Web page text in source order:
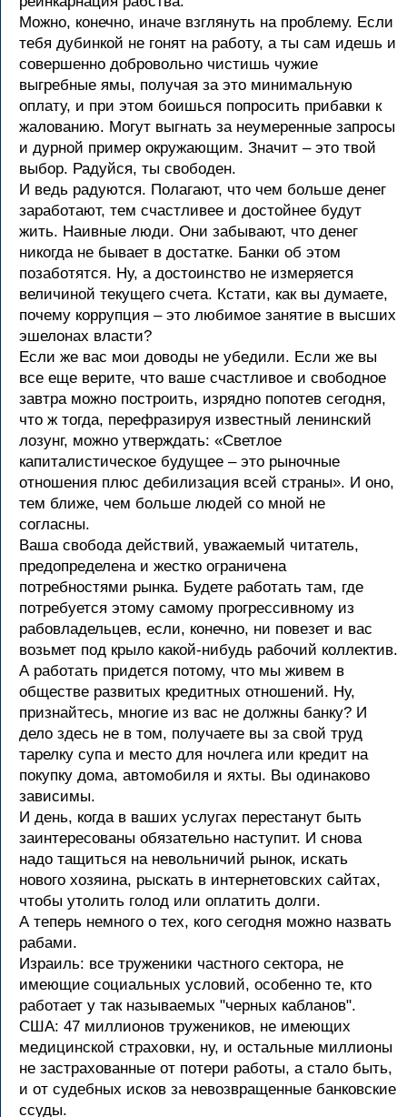
Можно, конечно, иначе взглянуть на проблему. Если
тебя дубинкой не гонят на работу, а ты сам идешь и
совершенно добровольно чистишь чужие
выгребные ямы, получая за это минимальную
оплату, и при этом боишься попросить прибавки к
жалованию. Могут выгнать за неумеренные запросы
и дурной пример окружающим. Значит – это твой
выбор. Радуйся, ты свободен.
И ведь радуются. Полагают, что чем больше денег
заработают, тем счастливее и достойнее будут
жить. Наивные люди. Они забывают, что денег
никогда не бывает в достатке. Банки об этом
позаботятся. Ну, а достоинство не измеряется
величиной текущего счета. Кстати, как вы думаете,
почему коррупция – это любимое занятие в высших
эшелонах власти?
Если же вас мои доводы не убедили. Если же вы
все еще верите, что ваше счастливое и свободное
завтра можно построить, изрядно попотев сегодня,
что ж тогда, перефразируя известный ленинский
лозунг, можно утверждать: «Светлое
капиталистическое будущее – это рыночные
отношения плюс дебилизация всей страны». И оно,
тем ближе, чем больше людей со мной не
согласны.
Ваша свобода действий, уважаемый читатель,
предопределена и жестко ограничена
потребностями рынка. Будете работать там, где
потребуется этому самому прогрессивному из
рабовладельцев, если, конечно, ни повезет и вас
возьмет под крыло какой-нибудь рабочий коллектив.
А работать придется потому, что мы живем в
обществе развитых кредитных отношений. Ну,
признайтесь, многие из вас не должны банку? И
дело здесь не в том, получаете вы за свой труд
тарелку супа и место для ночлега или кредит на
покупку дома, автомобиля и яхты. Вы одинаково
зависимы.
И день, когда в ваших услугах перестанут быть
заинтересованы обязательно наступит. И снова
надо тащиться на невольничий рынок, искать
нового хозяина, рыскать в интернетовских сайтах,
чтобы утолить голод или оплатить долги.
А теперь немного о тех, кого сегодня можно назвать
рабами.
Израиль: все труженики частного сектора, не
имеющие социальных условий, особенно те, кто
работает у так называемых "черных кабланов".
США: 47 миллионов тружеников, не имеющих
медицинской страховки, ну, и остальные миллионы
не застрахованные от потери работы, а стало быть,
и от судебных исков за невозвращенные банковские
ссуды.